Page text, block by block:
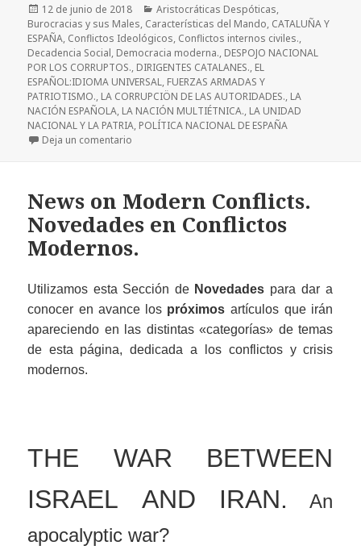
Publicado
el
12 de junio de 2018 Categorías
Aristocráticas Despóticas,
Burocracias y sus Males, Características del Mando, CATALUÑA Y
ESPAÑA, Conflictos Ideológicos, Conflictos internos civiles.,
Decadencia Social, Democracia moderna., DESPOJO NACIONAL
POR LOS CORRUPTOS., DIRIGENTES CATALANES., EL
ESPAÑOL:IDIOMA UNIVERSAL, FUERZAS ARMADAS Y
PATRIOTISMO., LA CORRUPCIÖN DE LAS AUTORIDADES., LA
NACIÓN ESPAÑOLA, LA NACIÓN MULTIÉTNICA., LA UNIDAD
NACIONAL Y LA PATRIA, POLÍTICA NACIONAL DE ESPAÑA
Deja un comentario
News on Modern Conflicts.
Novedades en Conflictos
Modernos.
Utilizamos esta Sección de Novedades para dar a
conocer en avance los próximos artículos que irán
apareciendo en las distintas «categorías» de temas
de esta página, dedicada a los conflictos y crisis
modernos.
THE WAR BETWEEN
ISRAEL AND IRAN.
An
apocalyptic war?